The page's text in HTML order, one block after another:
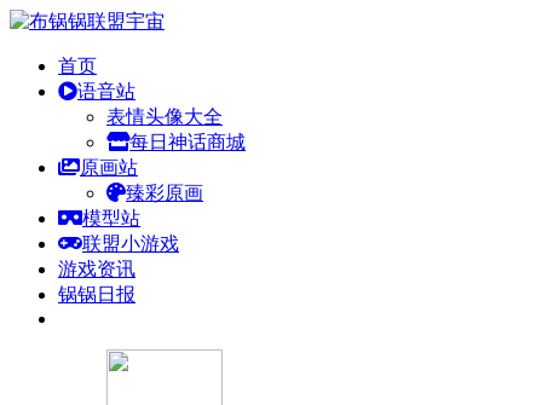
首页
语音站
表情头像大全
每日神话商城
原画站
臻彩原画
模型站
联盟小游戏
游戏资讯
锅锅日报